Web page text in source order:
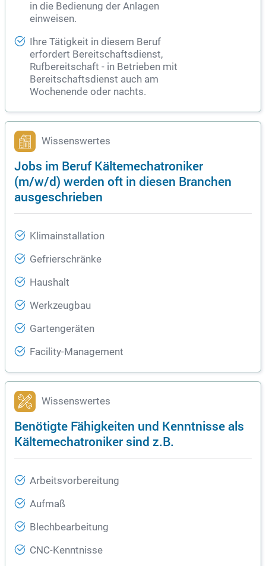
in die Bedienung der Anlagen
einweisen.
Ihre Tätigkeit in diesem Beruf
erfordert Bereitschaftsdienst,
Rufbereitschaft - in Betrieben mit
Bereitschaftsdienst auch am
Wochenende oder nachts.
Wissenswertes
Jobs im Beruf Kältemechatroniker
(m/w/d) werden oft in diesen Branchen
ausgeschrieben
Klimainstallation
Gefrierschränke
Haushalt
Werkzeugbau
Gartengeräten
Facility-Management
Wissenswertes
Benötigte Fähigkeiten und Kenntnisse als
Kältemechatroniker sind z.B.
Arbeitsvorbereitung
Aufmaß
Blechbearbeitung
CNC-Kenntnisse